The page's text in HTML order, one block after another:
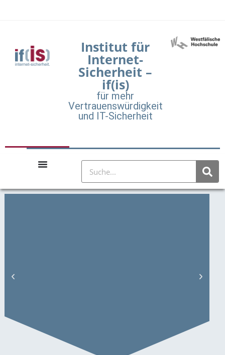
Institut für
Internet-
Sicherheit –
if(is)
für mehr
Vertrauenswürdigkeit
und IT-Sicherheit